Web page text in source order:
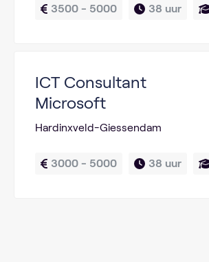
3500 - 5000 38 uur
ICT Consultant
Microsoft
Hardinxveld-Giessendam
3000 - 5000 38 uur